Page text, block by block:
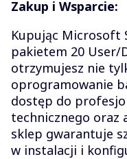
Zakup i Wsparcie:
Kupując Microsoft
pakietem 20 User/
otrzymujesz nie
oprogramowanie
dostęp do
technicznego oraz
sklep gwarantuje
w instalacji i